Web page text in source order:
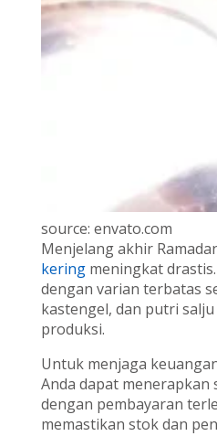
source: envato.com
Menjelang akhir
keringmeningkat
dengan varian terbatas
kastengel, dan putri
produksi.
Untuk menjaga
Anda dapat menerapkan
dengan pembayaran
memastikan stok dan